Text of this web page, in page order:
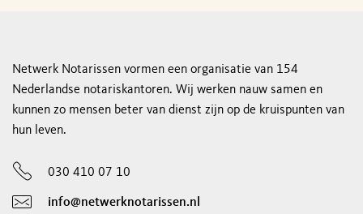
Netwerk Notarissen vormen een organisatie van 154
Nederlandse notariskantoren. Wij werken nauw samen en
kunnen zo mensen beter van dienst zijn op de kruispunten van
hun leven.
030 410 07 10
info@netwerknotarissen.nl